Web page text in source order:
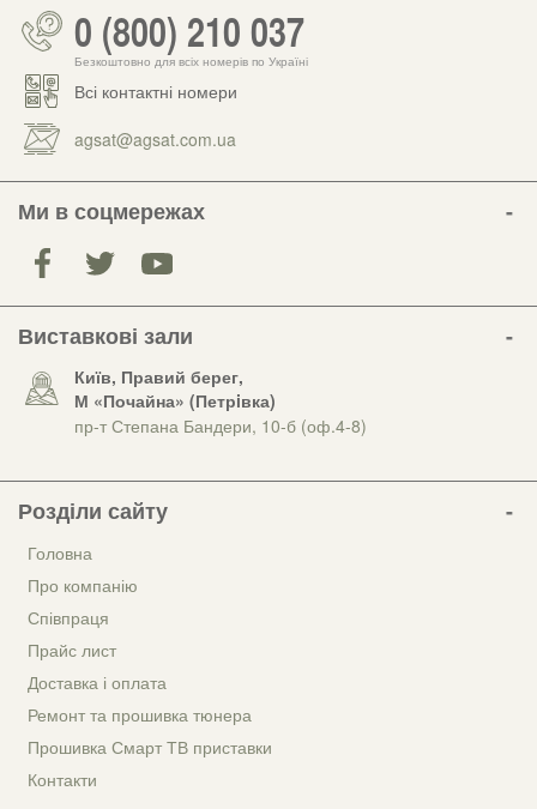
0 (800) 210 037
Безкоштовно для всіх номерів по Україні
Всі контактні номери
agsat@agsat.com.ua
Ми в соцмережах
Виставкові зали
Київ, Правий берег,
М «Почайна» (Петрiвка)
пр-т Степана Бандери, 10-б (оф.4-8)
Розділи сайту
Головна
Про компанію
Співпраця
Прайс лист
Доставка і оплата
Ремонт та прошивка тюнера
Прошивка Смарт ТВ приставки
Контакти